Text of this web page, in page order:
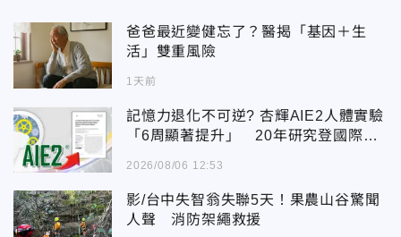
爸爸最近變健忘了？醫揭「基因＋生
活」雙重風險
1天前
記憶力退化不可逆? 杏輝AIE2人體實驗
「6周顯著提升」 20年研究登國際期
2026/08/06 12:53
影/台中失智翁失聯5天！果農山谷驚聞
人聲 消防架繩救援